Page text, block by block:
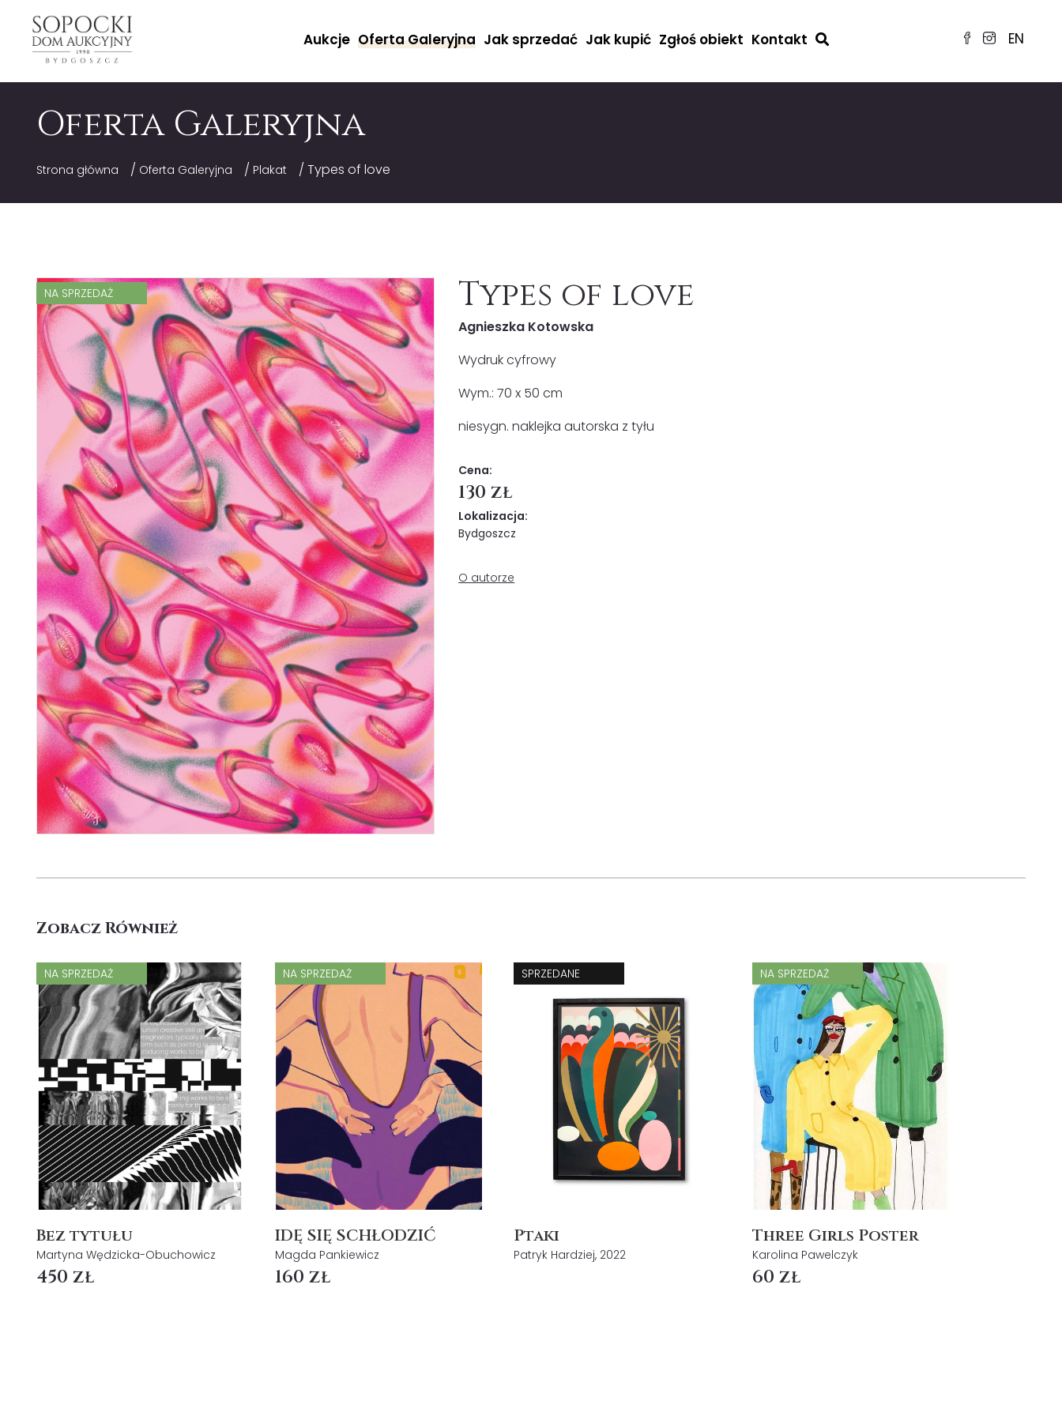
EN
Aukcje Oferta Galeryjna Jak sprzedać Jak kupić Zgłoś obiekt Kontakt
Oferta Galeryjna
Strona główna / Oferta Galeryjna / Plakat / Types of love
NA SPRZEDAŻ Types of love
Agnieszka Kotowska
Wydruk cyfrowy
Wym.: 70 x 50 cm
niesygn. naklejka autorska z tyłu
Cena:
130 zł
Lokalizacja:
Bydgoszcz
O autorze
Zobacz Również
NA SPRZEDAŻ
Bez tytułu
Martyna Wędzicka-Obuchowicz
450 zł
NA SPRZEDAŻ
IDĘ SIĘ SCHŁODZIĆ
Magda Pankiewicz
160 zł
SPRZEDANE
Ptaki
Patryk Hardziej, 2022
NA SPRZEDAŻ
Three Girls Poster
Karolina Pawelczyk
60 zł